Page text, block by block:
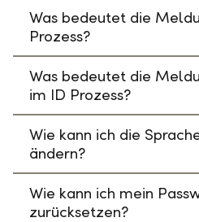
Was bedeutet die
Prozess?
Was bedeutet die
im ID Prozess?
Wie kann ich die
ändern?
Wie kann ich mein
zurücksetzen?